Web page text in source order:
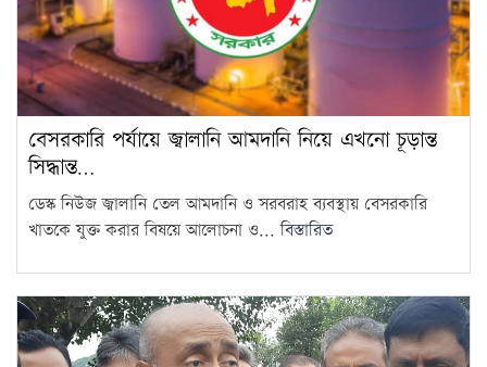
8
গণমাধ্যম শক্তিশালী হলেই গণতন্ত্র
শক্তিশালী হবে: মির্জা ফখরুল
9
দ্রব্যমূল্যের ঊর্ধ্বগতিতে মানুষের
শফিকুর রহমান
10
ওষুধ কোম্পানির আনন্দ ভ্রমণে
ভোগান্তিতে রোগীরা
হামের উপসর্গে আরও ৩ শিশুর
মৃত্যু
বেসরকারি পর্যায়ে জ্বালানি আমদানি নিয়ে এখনো চূড়ান্ত
সিদ্ধান্ত…
ডেস্ক নিউজ জ্বালানি তেল আমদানি ও সরবরাহ ব্যবস্থায় বেসরকারি
খাতকে যুক্ত করার বিষয়ে আলোচনা ও...বিস্তারিত